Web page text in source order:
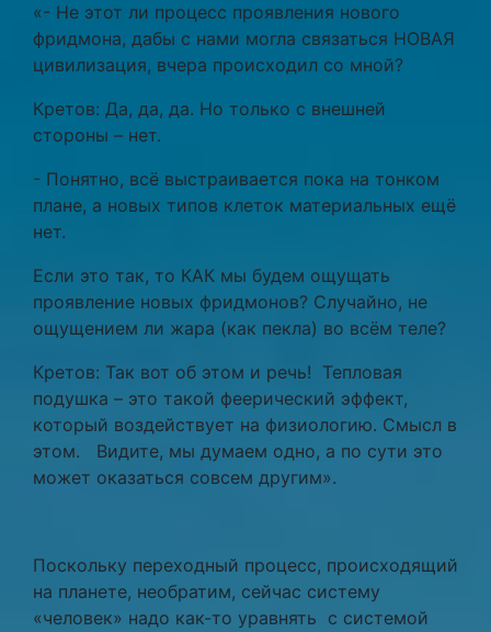
«- Не этот ли процесс проявления нового
фридмона, дабы с нами могла связаться НОВАЯ
цивилизация, вчера происходил со мной?
Кретов: Да, да, да. Но только с внешней
стороны – нет.
- Понятно, всё выстраивается пока на тонком
плане, а новых типов клеток материальных ещё
нет.
Если это так, то КАК мы будем ощущать
проявление новых фридмонов? Случайно, не
ощущением ли жара (как пекла) во всём теле?
Кретов: Так вот об этом и речь! Тепловая
подушка – это такой феерический эффект,
который воздействует на физиологию. Смысл в
этом. Видите, мы думаем одно, а по сути это
может оказаться совсем другим».
Поскольку переходный процесс, происходящий
на планете, необратим, сейчас систему
«человек» надо как-то уравнять с системой